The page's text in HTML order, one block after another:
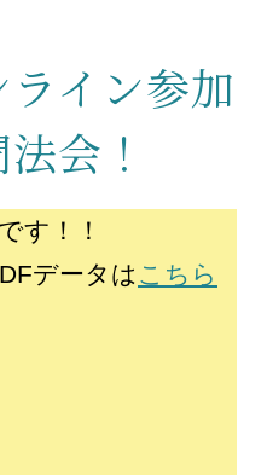
イン参加
会！
す！！
データは こちら